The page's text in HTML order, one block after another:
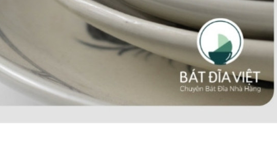
phẩm cũng nhận được sự phản hồi và đánh giá khá cao. Bởi
là nguồn nguyên liệu sạch. Thêm vào đó, được trải qua quá
được mức độ an toàn của sản phẩm đối với sức khỏe của
cứng cáp, hạn chế sứt mẻ do va đập. Nước men kem sáng bóng